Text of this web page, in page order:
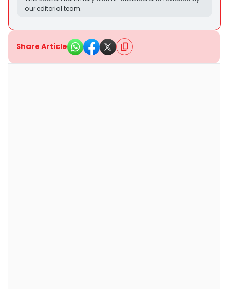
our editorial team.
Share Article